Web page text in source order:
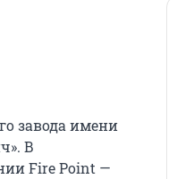
завода имени
В
Fire Point —